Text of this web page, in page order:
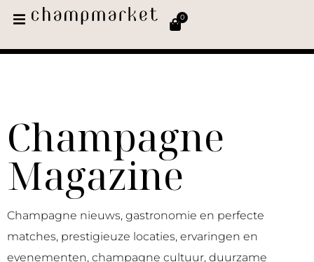
0
Champagne
Magazine
Champagne nieuws, gastronomie en perfecte
matches, prestigieuze locaties, ervaringen en
evenementen, champagne cultuur, duurzame